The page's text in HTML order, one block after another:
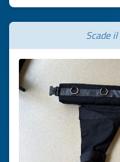
Scade il